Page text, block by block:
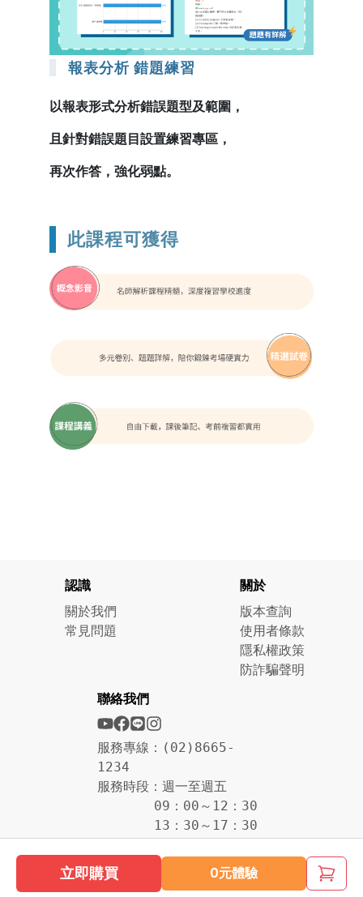
立即購買 0元體驗
報表分析 錯題練習
以報表形式分析錯誤題型及範圍，
且針對錯誤題目設置練習專區，
再次作答，強化弱點。
此課程可獲得
認識
關於我們
常見問題
關於
版本查詢
使用者條款
隱私權政策
防詐騙聲明
聯絡我們
服務專線：(02)8665-
1234
服務時段：週一至週五
09：00～12：30
13：30～17：30